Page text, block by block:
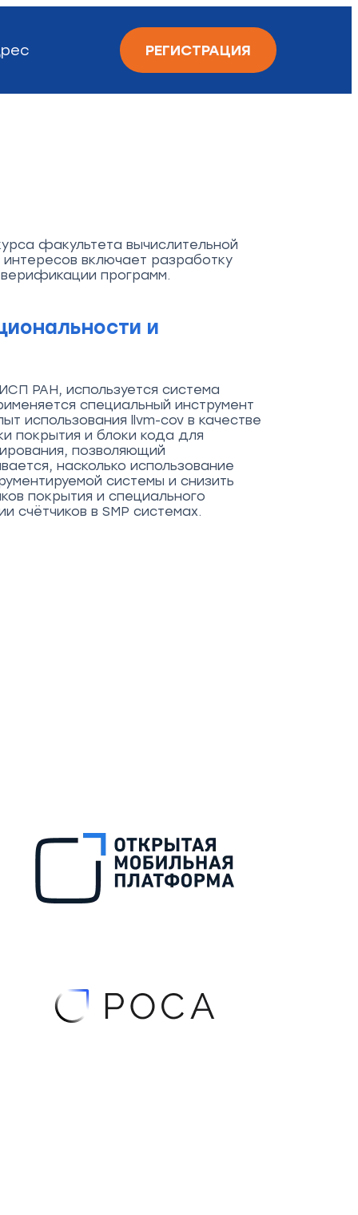
РЕГИСТРАЦИЯ
факультета вычислительной
включает разработку
программ.
и
РАН, используется система
специальный инструмент
использования llvm-cov в качестве
покрытия и блоки кода для
позволяющий
насколько использование
системы и снизить
покрытия и специального
счётчиков в SMP системах.